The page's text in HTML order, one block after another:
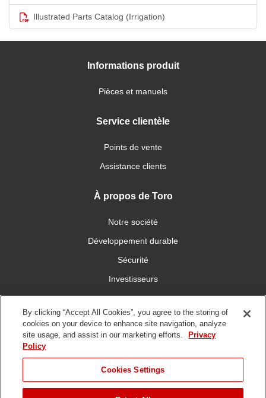
Illustrated Parts Catalog (Irrigation)
Informations produit
Pièces et manuels
Service clientèle
Points de vente
Assistance clients
À propos de Toro
Notre société
Développement durable
Sécurité
Investisseurs
Carrières
Connectez-vous avec nous
By clicking “Accept All Cookies”, you agree to the storing of
cookies on your device to enhance site navigation, analyze
site usage, and assist in our marketing efforts.
Privacy
Policy
Cookies Settings